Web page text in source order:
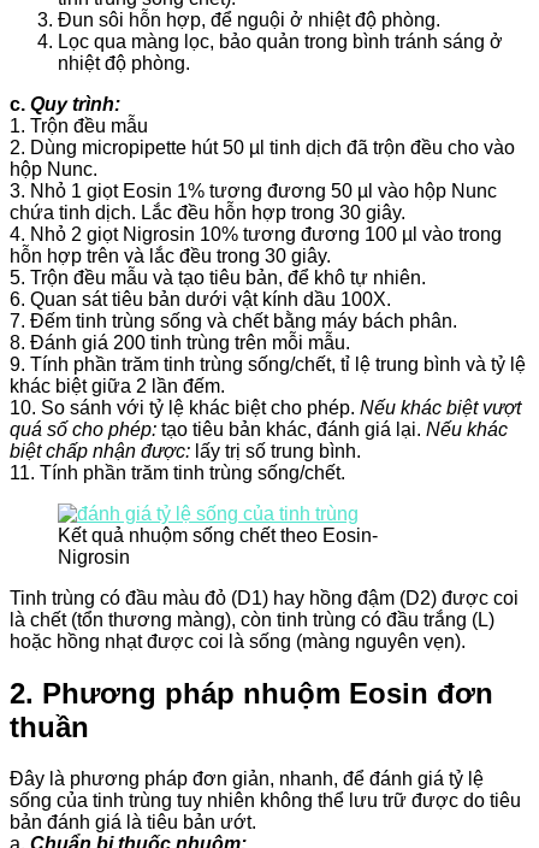
Đun sôi hỗn hợp, để nguội ở nhiệt độ phòng.
Lọc qua màng lọc, bảo quản trong bình tránh sáng ở
nhiệt độ phòng.
c. Quy trình:
1. Trộn đều mẫu
2. Dùng micropipette hút 50 µl tinh dịch đã trộn đều cho vào
hộp Nunc.
3. Nhỏ 1 giọt Eosin 1% tương đương 50 µl vào hộp Nunc
chứa tinh dịch. Lắc đều hỗn hợp trong 30 giây.
4. Nhỏ 2 giọt Nigrosin 10% tương đương 100 µl vào trong
hỗn hợp trên và lắc đều trong 30 giây.
5. Trộn đều mẫu và tạo tiêu bản, để khô tự nhiên.
6. Quan sát tiêu bản dưới vật kính dầu 100X.
7. Đếm tinh trùng sống và chết bằng máy bách phân.
8. Đánh giá 200 tinh trùng trên mỗi mẫu.
9. Tính phần trăm tinh trùng sống/chết, tỉ lệ trung bình và tỷ lệ
khác biệt giữa 2 lần đếm.
10. So sánh với tỷ lệ khác biệt cho phép. Nếu khác biệt vượt
quá số cho phép: tạo tiêu bản khác, đánh giá lại. Nếu khác
biệt chấp nhận được: lấy trị số trung bình.
11. Tính phần trăm tinh trùng sống/chết.
Kết quả nhuộm sống chết theo Eosin-
Nigrosin
Tinh trùng có đầu màu đỏ (D1) hay hồng đậm (D2) được coi
là chết (tổn thương màng), còn tinh trùng có đầu trắng (L)
hoặc hồng nhạt được coi là sống (màng nguyên vẹn).
2. Phương pháp nhuộm Eosin đơn
thuần
Đây là phương pháp đơn giản, nhanh, để đánh giá tỷ lệ
sống của tinh trùng tuy nhiên không thể lưu trữ được do tiêu
bản đánh giá là tiêu bản ướt.